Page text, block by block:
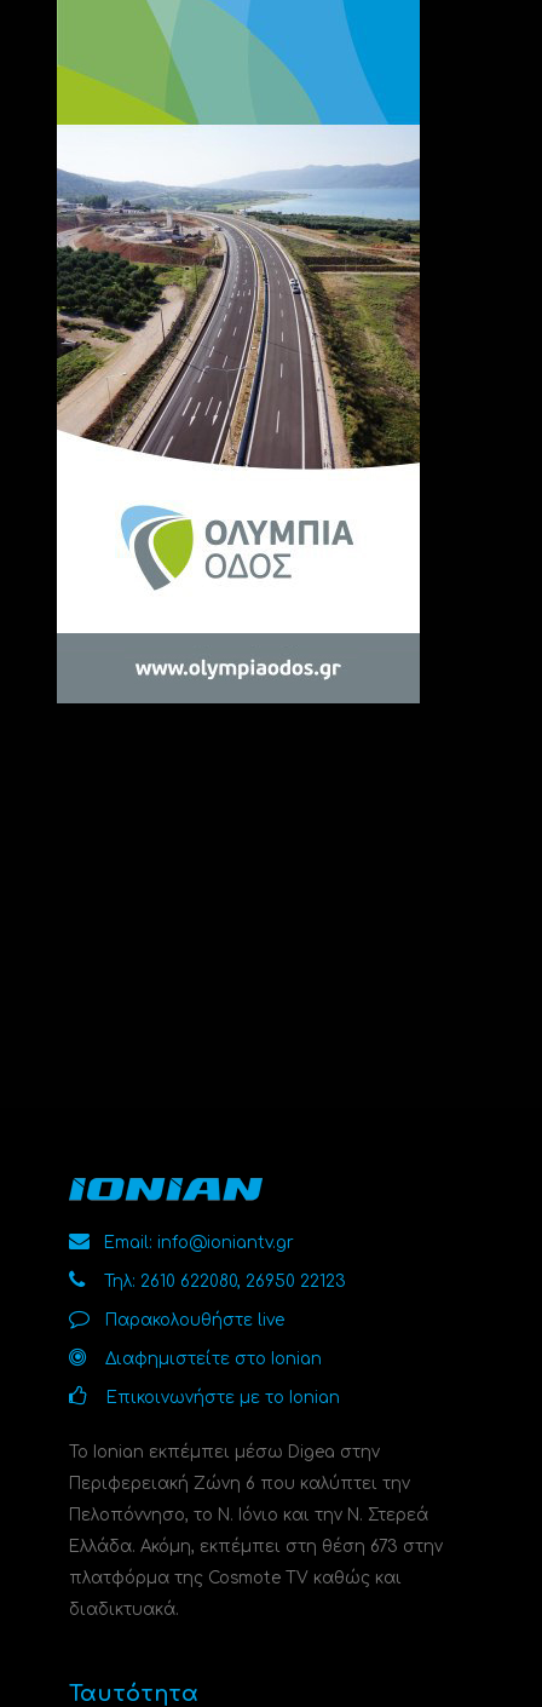
Email: info@ioniantv.gr
Τηλ: 2610 622080, 26950 22123
Παρακολουθήστε live
Διαφημιστείτε στο Ionian
Επικοινωνήστε με το Ionian
Το Ionian εκπέμπει μέσω Digea στην
Περιφερειακή Ζώνη 6 που καλύπτει την
Πελοπόννησο, το N. Ιόνιο και την Ν. Στερεά
Ελλάδα. Ακόμη, εκπέμπει στη θέση 673 στην
πλατφόρμα της Cosmote TV καθώς και
διαδικτυακά.
Ταυτότητα